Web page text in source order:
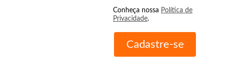
Conheça nossa Política de
Privacidade.